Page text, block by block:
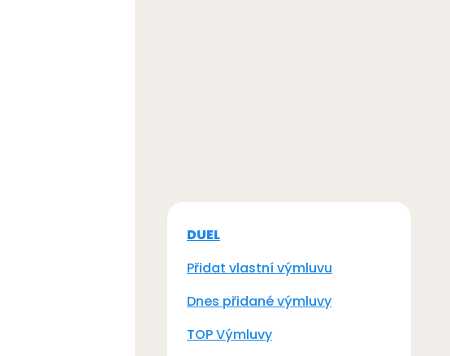
DUEL
Přidat vlastní výmluvu
Dnes přidané výmluvy
TOP Výmluvy